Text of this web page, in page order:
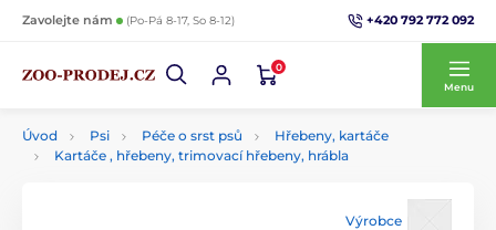
Zavolejte nám (Po-Pá 8-17, So 8-12) +420 792 772 092
0
Menu
Úvod Psi Péče o srst psů
Hřebeny, kartáče
Kartáče , hřebeny, trimovací hřebeny, hrábla
Výrobce